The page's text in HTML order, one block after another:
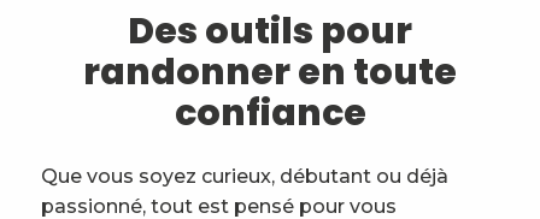
Des outils pour
randonner en toute
confiance
Que vous soyez curieux, débutant ou déjà
passionné, tout est pensé pour vous